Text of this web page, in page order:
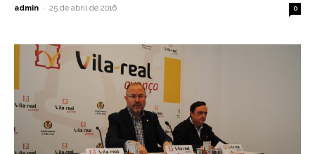
admin - 25 de abril de 2016 0